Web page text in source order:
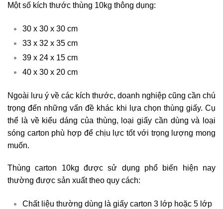
Một số kích thước thùng 10kg thông dụng:
30 x 30 x 30 cm
33 x 32 x 35 cm
39 x 24 x 15 cm
40 x 30 x 20 cm
Ngoài lưu ý về các kích thước, doanh nghiệp cũng cần chú
trọng đến những vấn đề khác khi lựa chọn thùng giấy. Cụ
thể là về kiểu dáng của thùng, loại giấy cần dùng và loại
sóng carton phù hợp để chịu lực tốt với trọng lượng mong
muốn.
Thùng carton 10kg được sử dụng phổ biến hiện nay
thường được sản xuất theo quy cách:
Chất liệu thường dùng là giấy carton 3 lớp hoặc 5 lớp